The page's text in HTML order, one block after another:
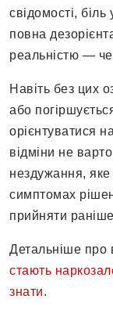
свідомості, біль
повна
реальністю —
Навіть без цих
або
орієнтуватися
відміни не
нездужання,
симптомах
прийняти
Детальніше про
стають
знати.